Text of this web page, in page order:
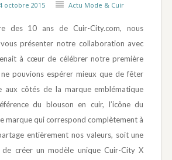
octobre 2015 Actu Mode & Cuir
des 10 ans de Cuir-City.com, nous
présenter notre collaboration avec
à cœur de célébrer notre première
pouvions espérer mieux que de fêter
aux côtés de la marque emblématique
du blouson en cuir, l’icône du
marque qui correspond complètement à
entièrement nos valeurs, soit une
de créer un modèle unique Cuir-City X